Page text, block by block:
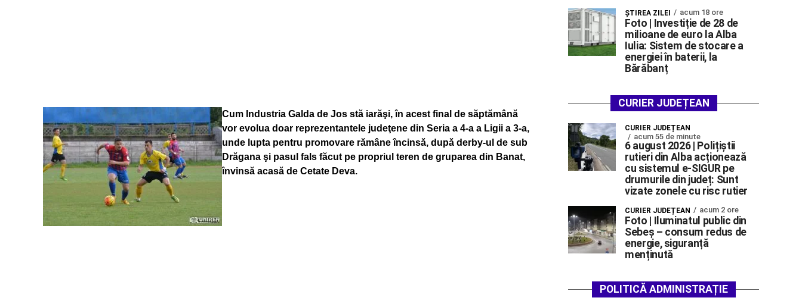
Cum Industria Galda de Jos stă iarăşi, în acest final de săptămână
vor evolua doar reprezentantele judeţene din Seria a 4-a a Ligii a 3-a,
unde lupta pentru promovare rămâne încinsă, după derby-ul de sub
Drăgana şi pasul fals făcut pe propriul teren de gruparea din Banat,
învinsă acasă de Cetate Deva.
ŞTIREA ZILEI acum 18 ore
Foto | Investiție de 28 de
milioane de euro la Alba
Iulia: Sistem de stocare a
energiei în baterii, la
Bărăbanț
CURIER JUDEȚEAN
CURIER JUDEȚEAN
acum 55 de minute
6 august 2026 | Polițiștii
rutieri din Alba acționează
cu sistemul e-SIGUR pe
drumurile din județ: Sunt
vizate zonele cu risc rutier
CURIER JUDEȚEAN acum 2 ore
Foto | Iluminatul public din
Sebeș – consum redus de
energie, siguranță
menținută
POLITICĂ ADMINISTRAȚIE